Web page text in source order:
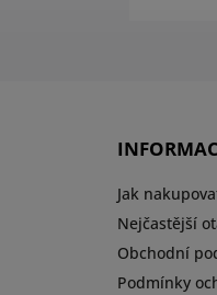
Jak
Nejčastější
Obchodní
Podmínky